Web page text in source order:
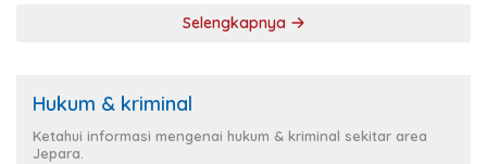
Selengkapnya
Hukum & kriminal
Ketahui informasi mengenai hukum & kriminal sekitar area
Jepara.